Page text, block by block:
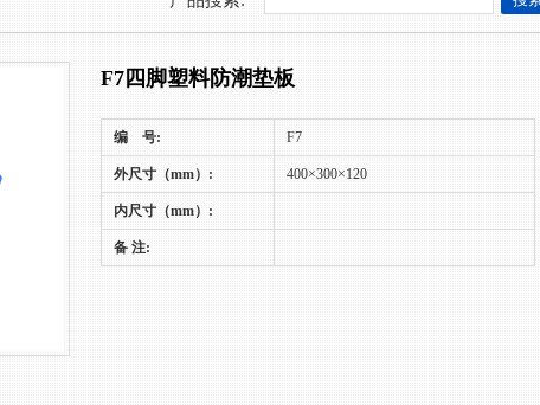
F7四脚塑料防潮垫板
编 号: F7
外尺寸（mm）: 400×300×120
内尺寸（mm）:
备 注: